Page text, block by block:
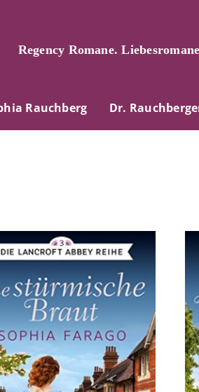
Regency Romane.
Rauchberg Dr.